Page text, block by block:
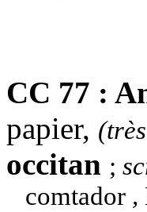
CC 77 :
papier,
occitan ;
comtador ,